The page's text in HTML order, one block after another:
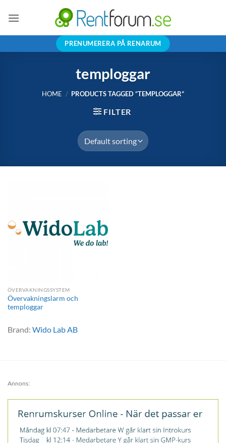
PRENUMERERA PÅ RENARUM
temploggar
HOME / PRODUCTS TAGGED “TEMPLOGGAR”
FILTER
ÖVERVAKNINGSSYSTEM
Övervakningslarm och
temploggar
Brand: Wido Lab AB
Annons: